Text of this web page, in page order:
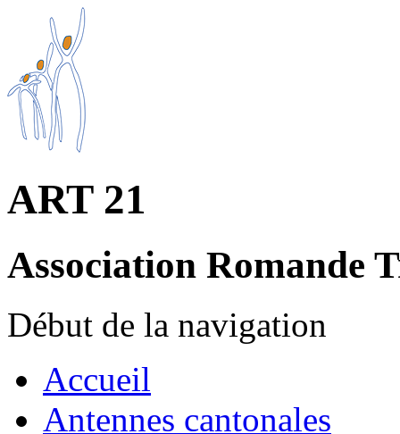
ART 21
Association Romande
Début de la navigation
Accueil
Antennes cantonales